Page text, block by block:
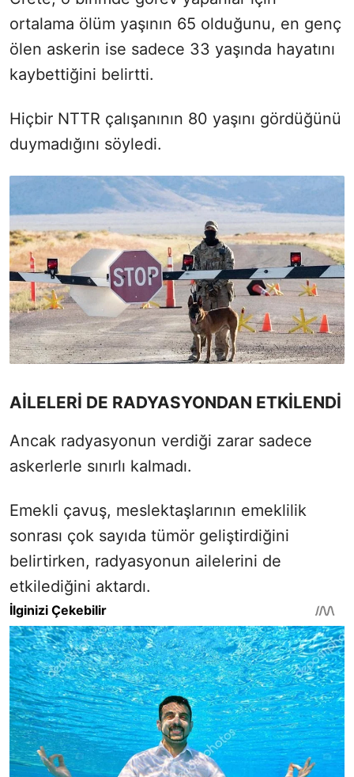
ortalama ölüm yaşının 65 olduğunu, en genç
ölen askerin ise sadece 33 yaşında hayatını
kaybettiğini belirtti.
Hiçbir NTTR çalışanının 80 yaşını gördüğünü
duymadığını söyledi.
AİLELERİ DE RADYASYONDAN ETKİLENDİ
Ancak radyasyonun verdiği zarar sadece
askerlerle sınırlı kalmadı.
Emekli çavuş, meslektaşlarının emeklilik
sonrası çok sayıda tümör geliştirdiğini
belirtirken, radyasyonun ailelerini de
etkilediğini aktardı.